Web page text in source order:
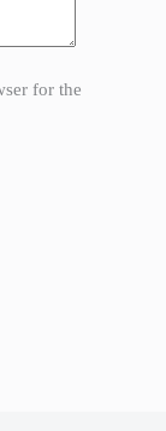
for the